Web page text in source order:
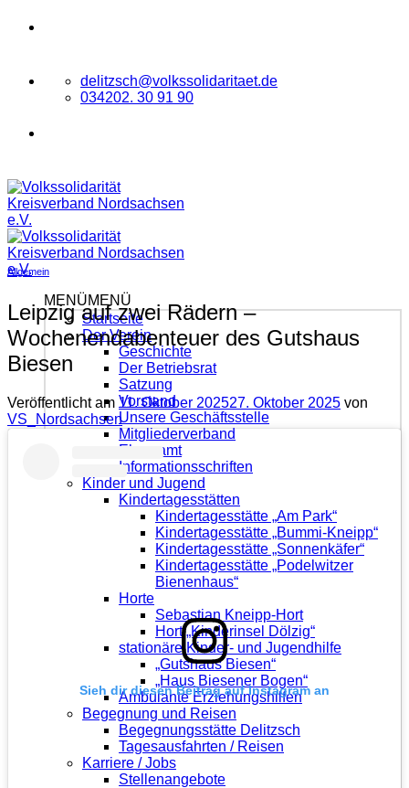
delitzsch@volkssolidaritaet.de
034202. 30 91 90
MENÜMENÜ
Startseite
Der Verein
Geschichte
Der Betriebsrat
Satzung
Vorstand
Unsere Geschäftsstelle
Mitgliederverband
Ehrenamt
Informationsschriften
Kinder und Jugend
Kindertagesstätten
Kindertagesstätte „Am Park“
Kindertagesstätte „Bummi-Kneipp“
Kindertagesstätte „Sonnenkäfer“
Kindertagesstätte „Podelwitzer
Bienenhaus“
Horte
Sebastian Kneipp-Hort
Hort „Kinderinsel Dölzig“
stationäre Kinder- und Jugendhilfe
„Gutshaus Biesen“
„Haus Biesener Bogen“
Ambulante Erziehungshilfen
Begegnung und Reisen
Begegnungsstätte Delitzsch
Tagesausfahrten / Reisen
Karriere / Jobs
Stellenangebote
Allgemein
Leipzig auf zwei Rädern –
Wochenendabenteuer des Gutshaus
Biesen
Veröffentlicht am 11. Oktober 202527. Oktober 2025 von
VS_Nordsachsen
Sieh dir diesen Beitrag auf Instagram an